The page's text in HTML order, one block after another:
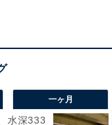
ロー、ボディ
一ヶ月
水深333